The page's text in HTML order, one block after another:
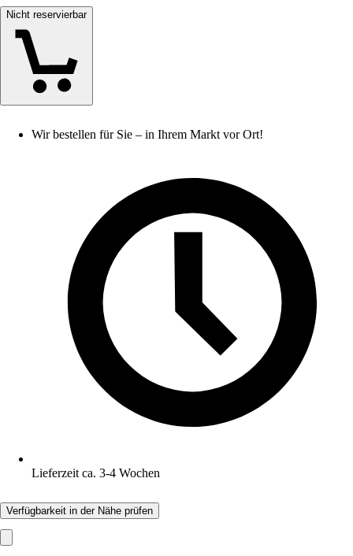
Nicht reservierbar
Wir bestellen für Sie – in Ihrem Markt vor Ort!
Lieferzeit ca. 3-4 Wochen
Verfügbarkeit in der Nähe prüfen